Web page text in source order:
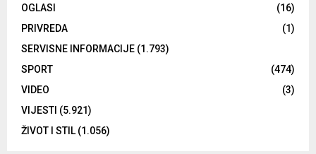
OGLASI
(16)
PRIVREDA
(1)
SERVISNE INFORMACIJE (1.793)
SPORT
(474)
VIDEO
(3)
VIJESTI (5.921)
ŽIVOT I STIL (1.056)